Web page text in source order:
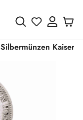
Du hast 0
Silbermünzen